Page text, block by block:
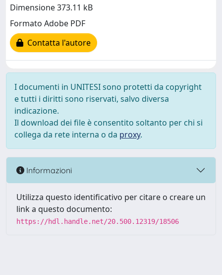
Dimensione 373.11 kB
Formato Adobe PDF
Contatta l'autore
I documenti in UNITESI sono protetti da copyright
e tutti i diritti sono riservati, salvo diversa
indicazione.
Il download dei file è consentito soltanto per chi si
collega da rete interna o da proxy.
Informazioni
Utilizza questo identificativo per citare o creare un
link a questo documento:
https://hdl.handle.net/20.500.12319/18506